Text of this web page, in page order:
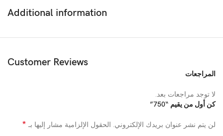
Additional information
Customer Reviews
المراجعات
لا توجد مراجعات بعد.
كن أول من يقيم “750”
لن يتم نشر عنوان بريدك الإلكتروني. الحقول الإلزامية مشار إليها بـ *